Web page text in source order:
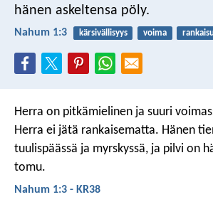
hänen askeltensa pöly.
Nahum 1:3 kärsivällisyys voima
Herra on pitkämielinen ja suuri
Herra ei jätä rankaisematta. Hänen
tuulispäässä ja myrskyssä, ja pilvi on
tomu.
Nahum 1:3 - KR38